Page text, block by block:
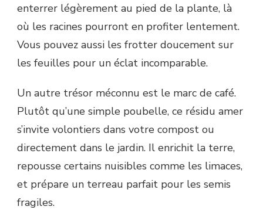
enterrer légèrement au pied de la plante, là
où les racines pourront en profiter lentement.
Vous pouvez aussi les frotter doucement sur
les feuilles pour un éclat incomparable.
Un autre trésor méconnu est le marc de café.
Plutôt qu’une simple poubelle, ce résidu amer
s’invite volontiers dans votre compost ou
directement dans le jardin. Il enrichit la terre,
repousse certains nuisibles comme les limaces,
et prépare un terreau parfait pour les semis
fragiles.